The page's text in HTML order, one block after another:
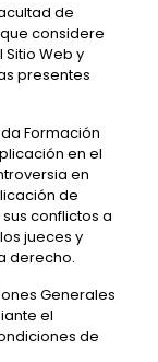
de
considere
Web y
presentes
Formación
en el
en
de
conflictos a
jueces y
derecho.
Generales
el
de